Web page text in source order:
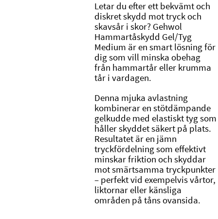
Letar du efter ett bekvämt och
diskret skydd mot tryck och
skavsår i skor? Gehwol
Hammartåskydd Gel/Tyg
Medium är en smart lösning för
dig som vill minska obehag
från hammartår eller krumma
tår i vardagen.
Denna mjuka avlastning
kombinerar en stötdämpande
gelkudde med elastiskt tyg som
håller skyddet säkert på plats.
Resultatet är en jämn
tryckfördelning som effektivt
minskar friktion och skyddar
mot smärtsamma tryckpunkter
– perfekt vid exempelvis vårtor,
liktornar eller känsliga
områden på tåns ovansida.